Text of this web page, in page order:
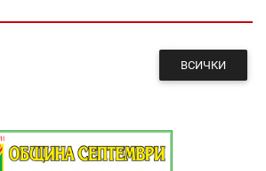
ВСИЧКИ